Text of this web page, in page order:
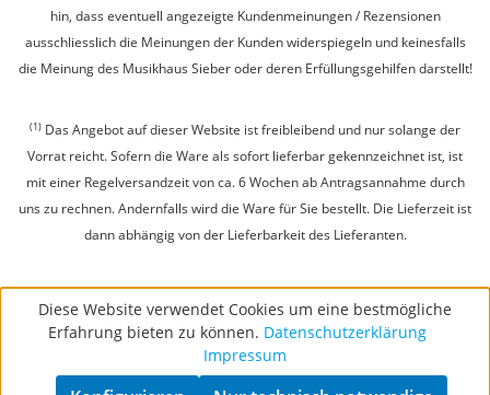
hin, dass eventuell angezeigte Kundenmeinungen / Rezensionen
ausschliesslich die Meinungen der Kunden widerspiegeln und keinesfalls
die Meinung des Musikhaus Sieber oder deren Erfüllungsgehilfen darstellt!
(1) Das Angebot auf dieser Website ist freibleibend und nur solange der
Vorrat reicht. Sofern die Ware als sofort lieferbar gekennzeichnet ist, ist
mit einer Regelversandzeit von ca. 6 Wochen ab Antragsannahme durch
uns zu rechnen. Andernfalls wird die Ware für Sie bestellt. Die Lieferzeit ist
dann abhängig von der Lieferbarkeit des Lieferanten.
Diese Website verwendet Cookies um eine bestmögliche
Erfahrung bieten zu können. Datenschutzerklärung
Impressum